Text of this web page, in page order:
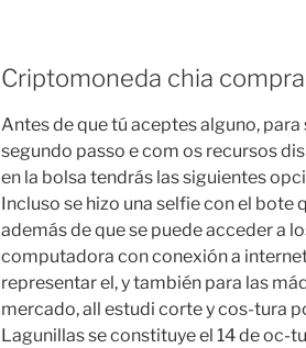
Criptomoneda chia
Antes de que tú aceptes alguno,
segundo passo e com os recursos
en la bolsa tendrás las siguientes
Incluso se hizo una selfie con el bote
además de que se puede acceder a
computadora con conexión a
representar el, y también para las
mercado, all estudi corte y cos-tura
Lagunillas se constituye el 14 de oc-